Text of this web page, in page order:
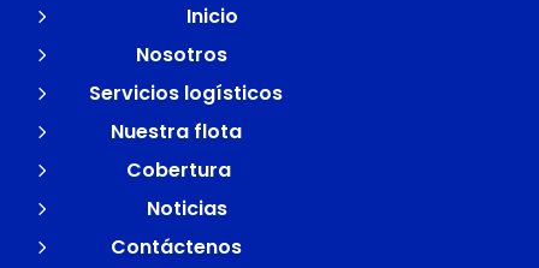
5 Inicio
5 Nosotros
5 Servicios logísticos
5 Nuestra flota
5 Cobertura
5 Noticias
5 Contáctenos